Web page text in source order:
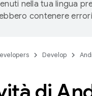
nella tua lingua
contenere
Develop